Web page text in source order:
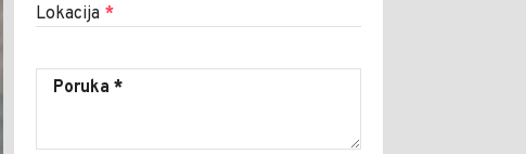
Lokacija *